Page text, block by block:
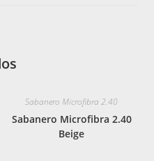
Sabanero Microfibra 2.40
Sabanero Microfibra 2.40
Beige